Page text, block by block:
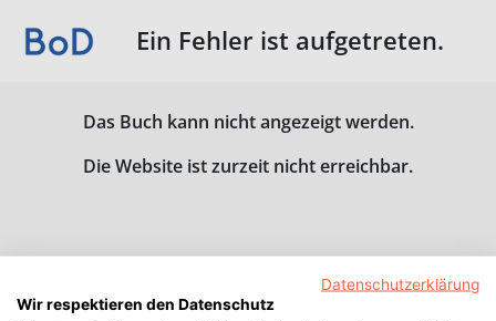
Ein Fehler ist aufgetreten.
Das Buch kann nicht angezeigt werden.
Die Website ist zurzeit nicht erreichbar.
Datenschutzerklärung
Wir respektieren den Datenschutz